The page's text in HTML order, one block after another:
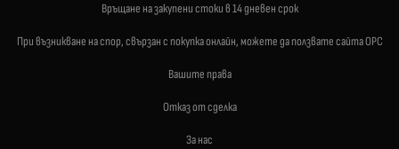
Връщане на закупени стоки в 14 дневен срок
При възникване на спор, свързан с покупка онлайн, можете да ползвате сайта ОРС
Вашите права
Отказ от сделка
За нас